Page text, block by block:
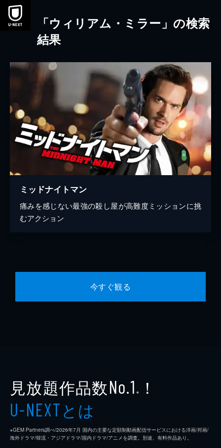
本文へスキップ
「ウィリアム・ミラー」の検索
結果
ミッドナイトマン
痛みを感じない最強の殺し屋が高難度ミッションに挑
むアクション
今すぐ観る
見放題作品数No.1 ※ ！
U-NEXTとは
※GEM Partners調べ/2026年7⽉ 国内の主要な定額制動画配信サービスにおける洋画/邦画/
海外ドラマ/韓流・アジアドラマ/国内ドラマ/アニメを調査。別途、有料作品あり。